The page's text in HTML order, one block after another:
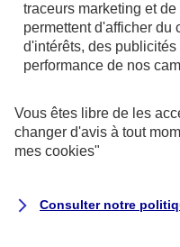
AXA Assistance
S.A au capital de
Siège social :
8-10, rue Paul
traceurs marketing et
permettent d'afficher du
d'intérêts, des
performance de nos
Vous êtes libre de les
changer d'avis à tout
mes cookies"
Consulter notre